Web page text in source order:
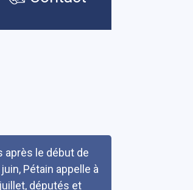
après le début de
Pétain appelle à
députés et